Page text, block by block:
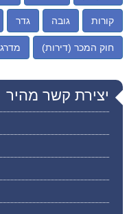
קורות גובה גדר
חוק המכר (דירות)
יצירת קשר מהיר